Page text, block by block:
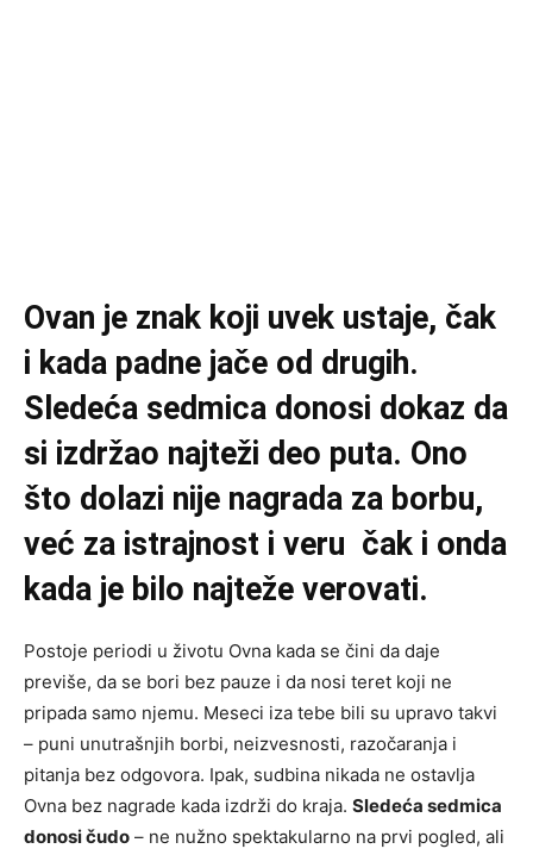
Ovan je znak koji uvek ustaje, čak
i kada padne jače od drugih.
Sledeća sedmica donosi dokaz da
si izdržao najteži deo puta. Ono
što dolazi nije nagrada za borbu,
već za istrajnost i veru čak i onda
kada je bilo najteže verovati.
Postoje periodi u životu Ovna kada se čini da daje
previše, da se bori bez pauze i da nosi teret koji ne
pripada samo njemu. Meseci iza tebe bili su upravo takvi
– puni unutrašnjih borbi, neizvesnosti, razočaranja i
pitanja bez odgovora. Ipak, sudbina nikada ne ostavlja
Ovna bez nagrade kada izdrži do kraja. Sledeća sedmica
donosi čudo – ne nužno spektakularno na prvi pogled, ali